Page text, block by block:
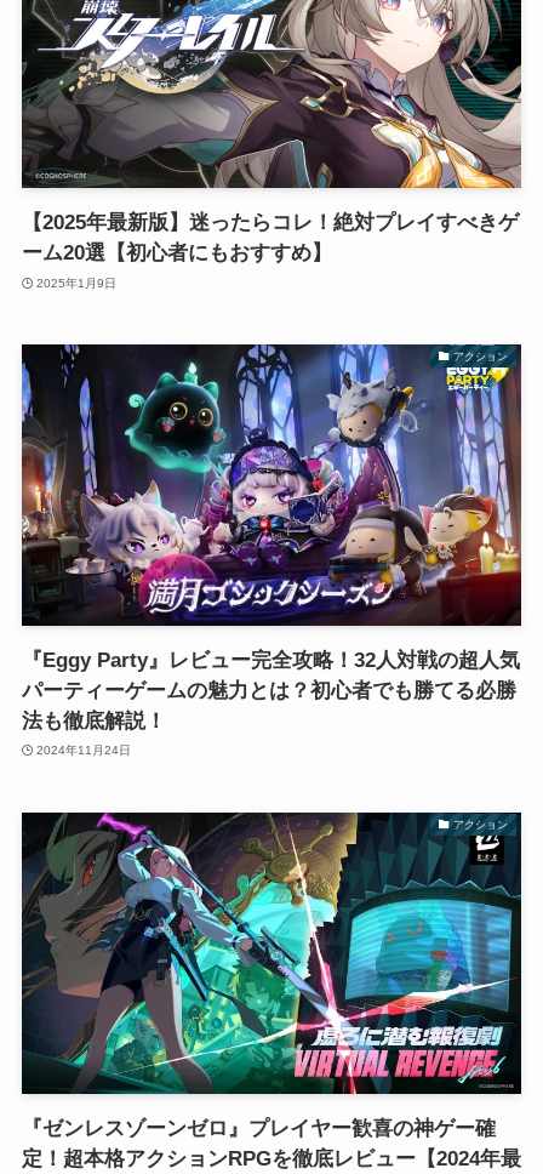
【2025年最新版】迷ったらコレ！絶対プレイすべきゲ
ーム20選【初心者にもおすすめ】
2025年1月9日
アクション
『Eggy Party』レビュー完全攻略！32人対戦の超人気
パーティーゲームの魅力とは？初心者でも勝てる必勝
法も徹底解説！
2024年11月24日
アクション
『ゼンレスゾーンゼロ』プレイヤー歓喜の神ゲー確
定！超本格アクションRPGを徹底レビュー【2024年最